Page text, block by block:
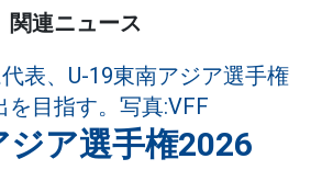
関連ニュース
ジア選手権2026